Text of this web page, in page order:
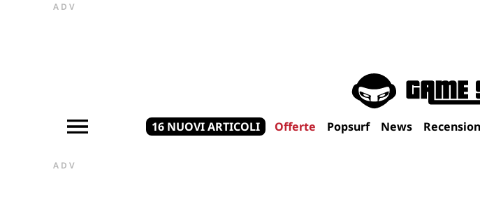
ADV
16 NUOVI ARTICOLI Offerte Popsurf News
ADV